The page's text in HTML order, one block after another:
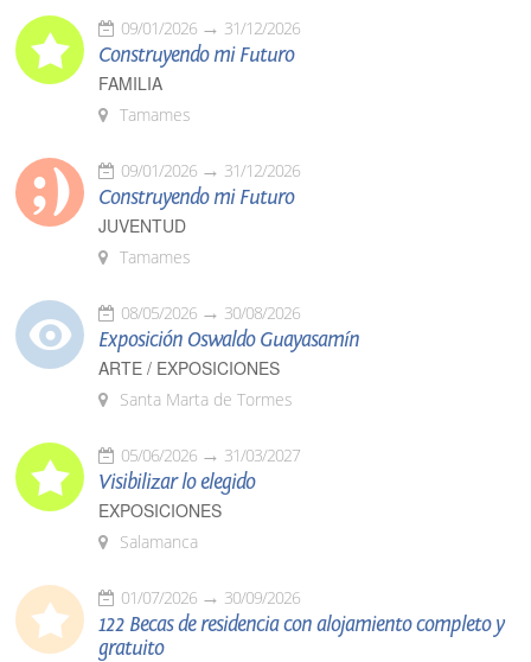
09/01/2026 31/12/2026
Construyendo mi Futuro
FAMILIA
Tamames
09/01/2026 31/12/2026
Construyendo mi Futuro
JUVENTUD
Tamames
08/05/2026 30/08/2026
Exposición Oswaldo Guayasamín
ARTE / EXPOSICIONES
Santa Marta de Tormes
05/06/2026 31/03/2027
Visibilizar lo elegido
EXPOSICIONES
Salamanca
01/07/2026 30/09/2026
122 Becas de residencia con alojamiento completo y
gratuito